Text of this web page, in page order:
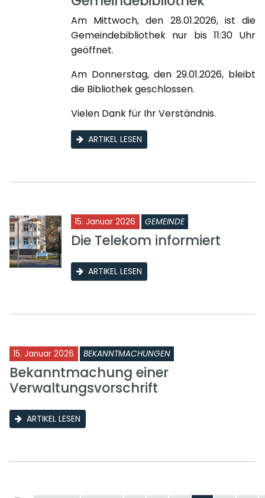
Am Mittwoch, den 28.01.2026, ist die
Gemeindebibliothek nur bis 11:30 Uhr
geöffnet.
Am Donnerstag, den 29.01.2026, bleibt
die Bibliothek geschlossen.
Vielen Dank für Ihr Verständnis.
ARTIKEL LESEN
15. Januar 2026 GEMEINDE
Die Telekom informiert
ARTIKEL LESEN
15. Januar 2026 BEKANNTMACHUNGEN
Bekanntmachung einer
Verwaltungsvorschrift
ARTIKEL LESEN